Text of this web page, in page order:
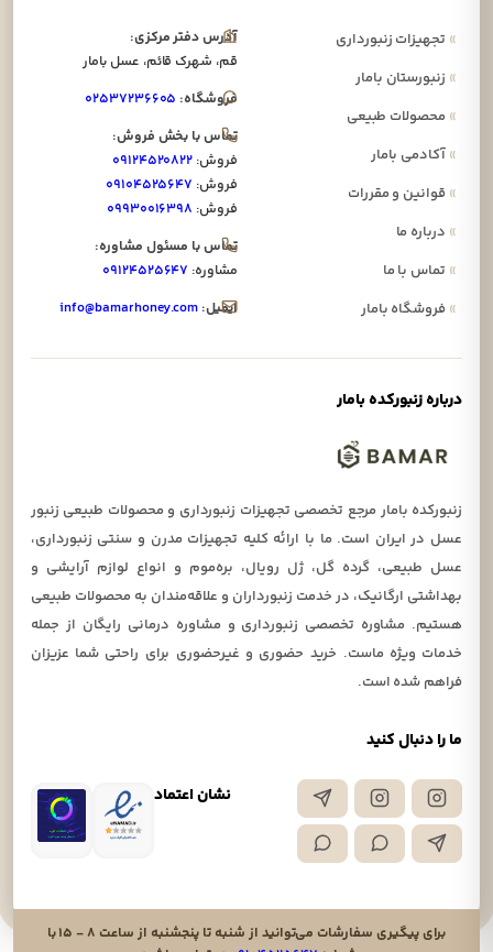
ما را دنبال کنید
نشان اعتماد
»تجهیزات زنبورداری
»زنبورستان بامار
»محصولات طبیعی
»آکادمی بامار
»قوانین و مقررات
»درباره ما
»تماس با ما
»فروشگاه بامار
آدرس دفتر مرکزی:
قم، شهرک قائم، عسل بامار
فروشگاه: ۰۲۵۳۷۲۳۶۶۰۵
تماس با بخش فروش:
فروش: ۰۹۱۲۴۵۲۰۸۲۲
فروش: ۰۹۱۰۴۵۲۵۶۴۷
فروش: ۰۹۹۳۰۰۱۶۳۹۸
تماس با مسئول مشاوره:
مشاوره: ۰۹۱۲۴۵۲۵۶۴۷
ایمیل: info@bamarhoney.com
درباره زنبورکده بامار
زنبورکده بامار مرجع تخصصی تجهیزات زنبورداری و محصولات طبیعی زنبور
عسل در ایران است. ما با ارائه کلیه تجهیزات مدرن و سنتی زنبورداری،
عسل طبیعی، گرده گل، ژل رویال، بره‌موم و انواع لوازم آرایشی و
بهداشتی ارگانیک، در خدمت زنبورداران و علاقه‌مندان به محصولات طبیعی
هستیم. مشاوره تخصصی زنبورداری و مشاوره درمانی رایگان از جمله
خدمات ویژه ماست. خرید حضوری و غیرحضوری برای راحتی شما عزیزان
فراهم شده است.
برای پیگیری سفارشات می‌توانید از شنبه تا پنجشنبه از ساعت ۸ - ۱۵ با